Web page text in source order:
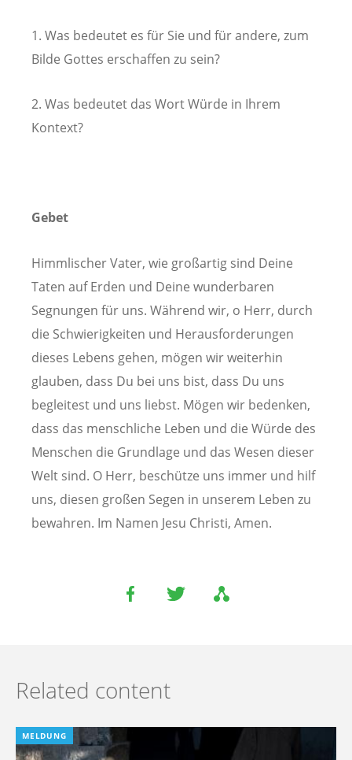
1. Was bedeutet es für Sie und für andere, zum
Bilde Gottes erschaffen zu sein?
2. Was bedeutet das Wort Würde in Ihrem
Kontext?
Gebet
Himmlischer Vater, wie großartig sind Deine
Taten auf Erden und Deine wunderbaren
Segnungen für uns. Während wir, o Herr, durch
die Schwierigkeiten und Herausforderungen
dieses Lebens gehen, mögen wir weiterhin
glauben, dass Du bei uns bist, dass Du uns
begleitest und uns liebst. Mögen wir bedenken,
dass das menschliche Leben und die Würde des
Menschen die Grundlage und das Wesen dieser
Welt sind. O Herr, beschütze uns immer und hilf
uns, diesen großen Segen in unserem Leben zu
bewahren. Im Namen Jesu Christi, Amen.
Related content
MELDUNG